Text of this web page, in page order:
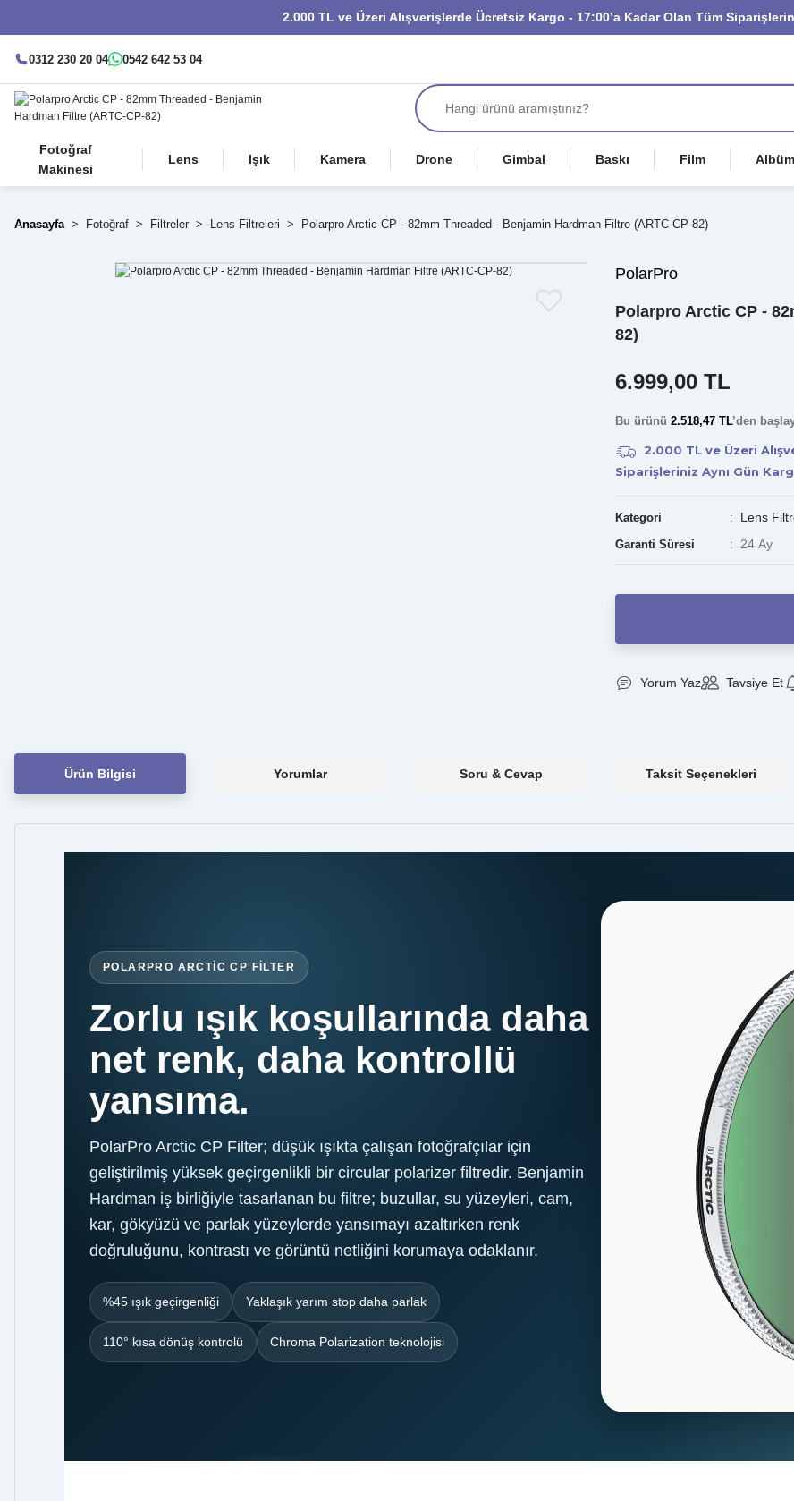
2.000 TL ve Üzeri Alışverişlerde Ücretsiz Kargo - 17:00’a Kadar Olan Tüm
0312 230 20 04 0542 642 53 04
Fotoğraf
Makinesi
Lens Işık Kamera Drone Gimbal Baskı Film Albüm
Anasayfa Fotoğraf Filtreler Lens Filtreleri Polarpro Arctic CP - 82mm Threaded - Benjamin Hardman Filtre (ARTC-CP-82)
PolarPro
Polarpro Arctic CP -
82)
6.999,00 TL
Bu ürünü 2.518,47 TL’den
2.000 TL ve Üzeri
Siparişleriniz Aynı Gün
Kategori Lens
Garanti Süresi 24 Ay
Yorum Yaz Tavsiye Et
Ürün Bilgisi Yorumlar Soru & Cevap Taksit Seçenekleri
POLARPRO ARCTIC CP FILTER
Zorlu ışık koşullarında daha
net renk, daha kontrollü
yansıma.
PolarPro Arctic CP Filter; düşük ışıkta çalışan fotoğrafçılar için
geliştirilmiş yüksek geçirgenlikli bir circular polarizer filtredir. Benjamin
Hardman iş birliğiyle tasarlanan bu filtre; buzullar, su yüzeyleri, cam,
kar, gökyüzü ve parlak yüzeylerde yansımayı azaltırken renk
doğruluğunu, kontrastı ve görüntü netliğini korumaya odaklanır.
%45 ışık geçirgenliği Yaklaşık yarım stop daha parlak
110° kısa dönüş kontrolü Chroma Polarization teknolojisi